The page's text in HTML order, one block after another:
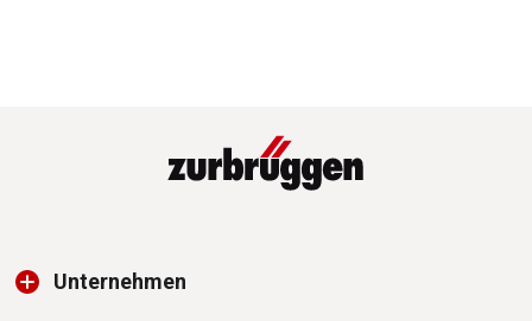
Unternehmen